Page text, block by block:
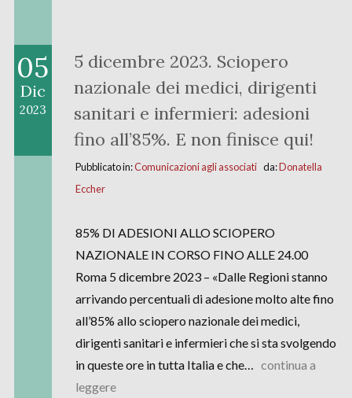
5 dicembre 2023. Sciopero
nazionale dei medici, dirigenti
sanitari e infermieri: adesioni
fino all’85%. E non finisce qui!
05
Dic
2023
Pubblicato in:Comunicazioni agli associatida:Donatella
Eccher
85% DI ADESIONI ALLO SCIOPERO
NAZIONALE IN CORSO FINO ALLE 24.00
Roma 5 dicembre 2023 – «Dalle Regioni stanno
arrivando percentuali di adesione molto alte fino
all’85% allo sciopero nazionale dei medici,
dirigenti sanitari e infermieri che si sta svolgendo
in queste ore in tutta Italia e che… continua a
leggere